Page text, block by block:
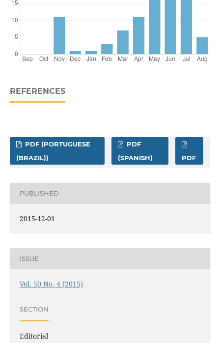
REFERENCES
PDF (PORTUGUESE
(BRAZIL))
PDF
(SPANISH)
PDF
PUBLISHED
2015-12-01
ISSUE
Vol. 50 No. 4 (2015)
SECTION
Editorial